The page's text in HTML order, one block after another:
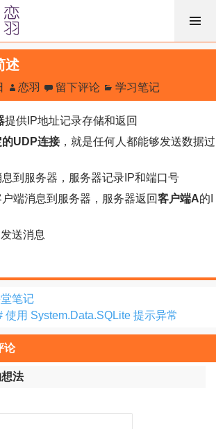
述
恋羽 留下评论 学习笔记
提供IP地址记录存储和返回
UDP连接，就是任何人都能够发送数据过
到服务器，服务器记录IP和端口号
端消息到服务器，服务器返回客户端A的I
送消息
笔记
使用 System.Data.SQLite 提示异常
论
法